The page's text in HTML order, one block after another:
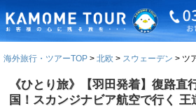
海外旅行・ツアーTOP 北欧 スウェーデン ツ
《ひとり旅》【羽田発着】復路直
国！スカンジナビア航空で行く 王